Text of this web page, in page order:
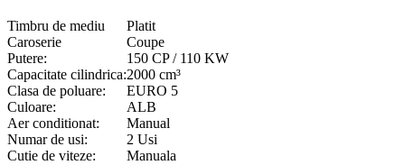
Timbru de mediu
Platit
Caroserie
Coupe
Putere:
150 CP / 110 KW
Capacitate cilindrica:2000 cm³
Clasa de poluare:
EURO 5
Culoare:
ALB
Aer conditionat:
Manual
Numar de usi:
2 Usi
Cutie de viteze:
Manuala